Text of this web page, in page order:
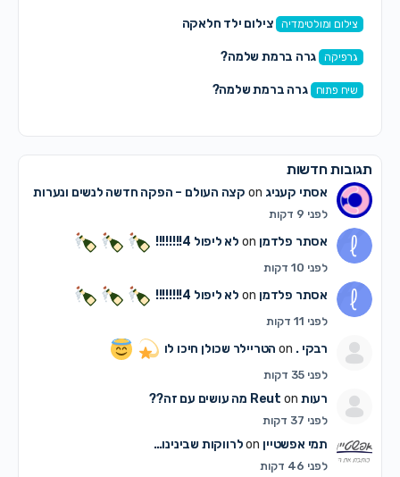
צילום ומולטימדיה צילום ילד חלאקה
גרפיקה גרה ברמת שלמה?
שיח פתוח גרה ברמת שלמה?
תגובות חדשות
אסתי קעניגon קצה העולם – הפקה חדשה לנשים ונערות
לפני 9 דקות
אסתר פלדמןon לא ליפול 4!!!!!!!!
לפני 10 דקות
אסתר פלדמןon לא ליפול 4!!!!!!!!
לפני 11 דקות
רבקי . on הטריילר שכולן חיכו לו
לפני 35 דקות
רעות Reuton מה עושים עם זה??
לפני 37 דקות
תמי אפשטייןon לרווקות שבינינו…
לפני 46 דקות